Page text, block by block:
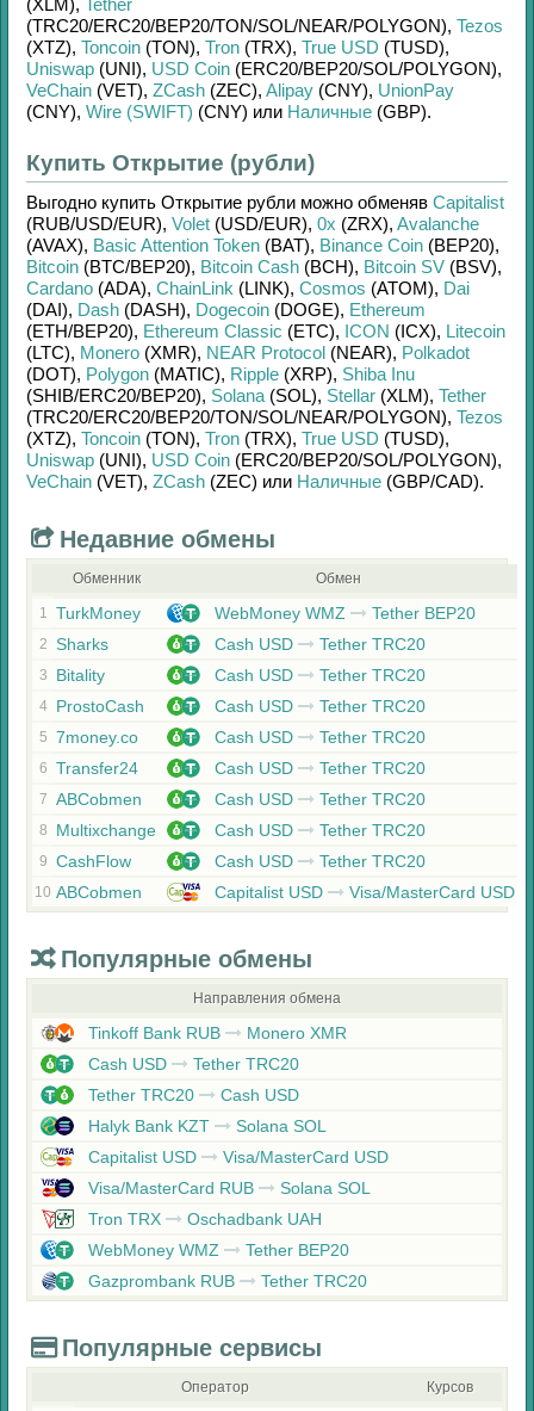
(XLM), Tether
(TRC20/ERC20/BEP20/TON/SOL/NEAR/POLYGON), Tezos
(XTZ), Toncoin (TON), Tron (TRX), True USD (TUSD),
Uniswap (UNI), USD Coin (ERC20/BEP20/SOL/POLYGON),
VeChain (VET), ZCash (ZEC), Alipay (CNY), UnionPay
(CNY), Wire (SWIFT) (CNY) или Наличные (GBP).
Купить Открытие (рубли)
Выгодно купить Открытие рубли можно обменяв Capitalist
(RUB/USD/EUR), Volet (USD/EUR), 0x (ZRX), Avalanche
(AVAX), Basic Attention Token (BAT), Binance Coin (BEP20),
Bitcoin (BTC/BEP20), Bitcoin Cash (BCH), Bitcoin SV (BSV),
Cardano (ADA), ChainLink (LINK), Cosmos (ATOM), Dai
(DAI), Dash (DASH), Dogecoin (DOGE), Ethereum
(ETH/BEP20), Ethereum Classic (ETC), ICON (ICX), Litecoin
(LTC), Monero (XMR), NEAR Protocol (NEAR), Polkadot
(DOT), Polygon (MATIC), Ripple (XRP), Shiba Inu
(SHIB/ERC20/BEP20), Solana (SOL), Stellar (XLM), Tether
(TRC20/ERC20/BEP20/TON/SOL/NEAR/POLYGON), Tezos
(XTZ), Toncoin (TON), Tron (TRX), True USD (TUSD),
Uniswap (UNI), USD Coin (ERC20/BEP20/SOL/POLYGON),
VeChain (VET), ZCash (ZEC) или Наличные (GBP/CAD).
Недавние обмены
Обменник Обмен
1 TurkMoney WebMoney WMZ Tether BEP20
2 Sharks Cash USD Tether TRC20
3 Bitality Cash USD Tether TRC20
4 ProstoCash Cash USD Tether TRC20
5 7money.co Cash USD Tether TRC20
6 Transfer24 Cash USD Tether TRC20
7 ABCobmen Cash USD Tether TRC20
8 Multixchange Cash USD Tether TRC20
9 CashFlow Cash USD Tether TRC20
10 ABCobmen Capitalist USD Visa/MasterCard USD
Популярные обмены
Направления обмена
Tinkoff Bank RUB
Monero XMR
Cash USD
Tether TRC20
Tether TRC20
Cash USD
Halyk Bank KZT
Solana SOL
Capitalist USD
Visa/MasterCard USD
Visa/MasterCard RUB
Solana SOL
Tron TRX
Oschadbank UAH
WebMoney WMZ
Tether BEP20
Gazprombank RUB
Tether TRC20
Популярные сервисы
Оператор Курсов